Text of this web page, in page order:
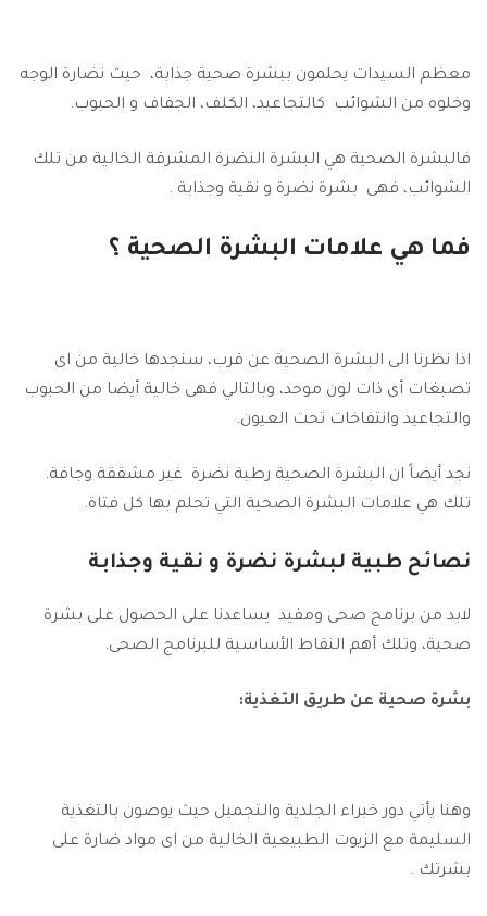
معظم السيدات يحلمون ببشرة صحية جذابة، حيث نضارة الوجه
وخلوه من الشوائب كالتجاعيد، الكلف، الجفاف و الحبوب.
فالبشرة الصحية هي البشرة النضرة المشرقة الخالية من تلك
الشوائب، فهى بشرة نضرة و نقية وجذابة .
فما هي علامات البشرة الصحية ؟
اذا نظرنا الى البشرة الصحية عن قرب، سنجدها خالية من اى
تصبغات أى ذات لون موحد، وبالتالي فهى خالية أيضا من الحبوب
والتجاعيد وانتفاخات تحت العيون.
نجد أيضاً ان البشرة الصحية رطبة نضرة غير مشققة وجافة.
تلك هي علامات البشرة الصحية التي تحلم بها كل فتاة.
نصائح طبية لبشرة نضرة و نقية وجذابة
لابد من برنامج صحى ومفيد يساعدنا على الحصول على بشرة
صحية، وتلك أهم النقاط الأساسية للبرنامج الصحى.
بشرة صحية عن طريق التغذية:
وهنا يأتي دور خبراء الجلدية والتجميل حيث يوصون بالتغذية
السليمة مع الزيوت الطبيعية الخالية من اى مواد ضارة على
بشرتك .